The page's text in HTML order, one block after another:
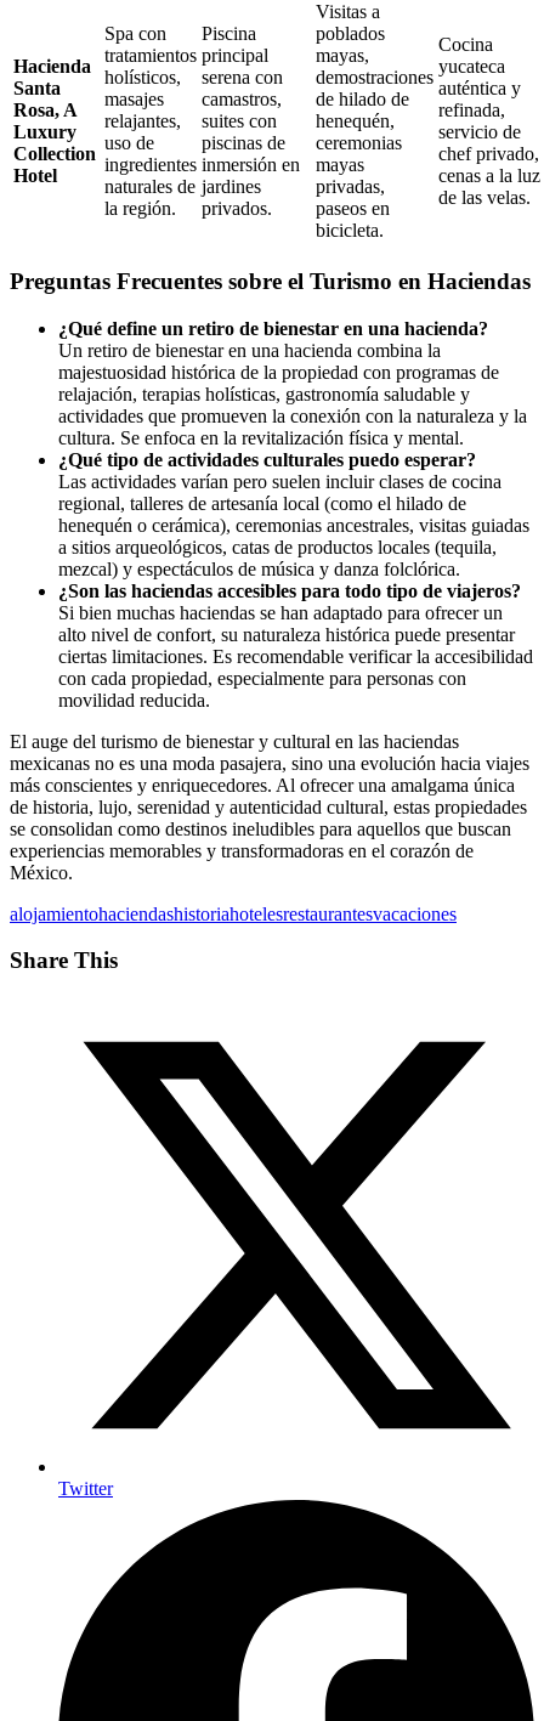
Hacienda
Santa
Rosa, A
Luxury
Collection
Hotel
Spa con
tratamientos
holísticos,
masajes
relajantes,
uso de
ingredientes
naturales de
la región.
Piscina
principal
serena con
camastros,
suites con
piscinas de
inmersión en
jardines
privados.
Visitas a
poblados
mayas,
demostraciones
de hilado de
henequén,
ceremonias
mayas
privadas,
paseos en
bicicleta.
Cocina
yucateca
auténtica y
refinada,
servicio de
chef privado,
cenas a la luz
de las velas.
Preguntas Frecuentes sobre el Turismo en Haciendas
¿Qué define un retiro de bienestar en una hacienda?
Un retiro de bienestar en una hacienda combina la
majestuosidad histórica de la propiedad con programas de
relajación, terapias holísticas, gastronomía saludable y
actividades que promueven la conexión con la naturaleza y la
cultura. Se enfoca en la revitalización física y mental.
¿Qué tipo de actividades culturales puedo esperar?
Las actividades varían pero suelen incluir clases de cocina
regional, talleres de artesanía local (como el hilado de
henequén o cerámica), ceremonias ancestrales, visitas guiadas
a sitios arqueológicos, catas de productos locales (tequila,
mezcal) y espectáculos de música y danza folclórica.
¿Son las haciendas accesibles para todo tipo de viajeros?
Si bien muchas haciendas se han adaptado para ofrecer un
alto nivel de confort, su naturaleza histórica puede presentar
ciertas limitaciones. Es recomendable verificar la accesibilidad
con cada propiedad, especialmente para personas con
movilidad reducida.
El auge del turismo de bienestar y cultural en las haciendas
mexicanas no es una moda pasajera, sino una evolución hacia viajes
más conscientes y enriquecedores. Al ofrecer una amalgama única
de historia, lujo, serenidad y autenticidad cultural, estas propiedades
se consolidan como destinos ineludibles para aquellos que buscan
experiencias memorables y transformadoras en el corazón de
México.
alojamientohaciendashistoriahotelesrestaurantesvacaciones
Share This
Twitter